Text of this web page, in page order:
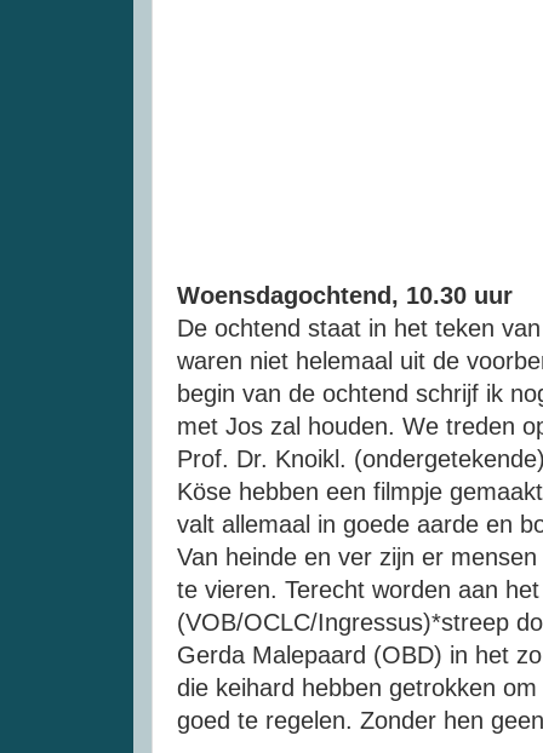
Woensdagochtend, 10.30 uur
De ochtend staat in het teken
waren niet helemaal uit de
begin van de ochtend schrijf ik
met Jos zal houden. We treden
Prof. Dr. Knoikl.
Köse hebben een filmpje
valt allemaal in goede aarde en
Van heinde en ver zijn er
te vieren. Terecht worden aan
(VOB/OCLC/Ingressus)*streep
Gerda Malepaard (OBD) in het
die keihard hebben getrokken
goed te regelen. Zonder hen